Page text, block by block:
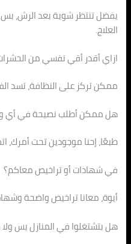
يفضل تنتظر شوية بعد الرش،
العلاج.
ازاي أقدر أقي نفسي من
ممكن تركز على النظافة، تسد
هل ممكن أطلب نصيحة في أي
طبعًا، إحنا موجودين تحت
في شهادات أو تراخيص معاكم؟
أيوة، معانا تراخيص واضحة
هل بتشتغلوا في المنازل بس